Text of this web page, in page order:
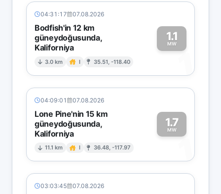
04:31:17 07.08.2026
Bodfish'in 12 km
güneydoğusunda,
Kaliforniya
3.0 km I 35.51, -118.40
1.1
MW
1
04:09:01 07.08.2026
Lone Pine'nin 15 km
güneydoğusunda,
Kaliforniya
11.1 km I 36.48, -117.97
1.7
MW
1
03:03:45 07.08.2026